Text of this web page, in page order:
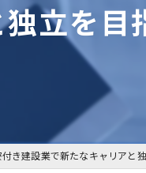
立を目
き建設業で新たなキャリアと